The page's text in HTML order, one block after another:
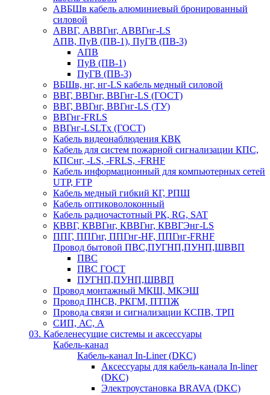
АВБШв кабель алюминиевый бронированный
силовой
АВВГ, АВВГнг, АВВГнг-LS
АПВ, ПуВ (ПВ-1), ПуГВ (ПВ-3)
АПВ
ПуВ (ПВ-1)
ПуГВ (ПВ-3)
ВБШв, нг, нг-LS кабель медный силовой
ВВГ, ВВГнг, ВВГнг-LS (ГОСТ)
ВВГ, ВВГнг, ВВГнг-LS (ТУ)
ВВГнг-FRLS
ВВГнг-LSLTx (ГОСТ)
Кабель видеонаблюдения КВК
Кабель для систем пожарной сигнализации КПС,
КПСнг, -LS, -FRLS, -FRHF
Кабель информационный для компьютерных сетей
UTP, FTP
Кабель медный гибкий КГ, РПШ
Кабель оптиковолоконный
Кабель радиочастотный РК, RG, SAT
КВВГ, КВВГнг, КВВГнг, КВВГЭнг-LS
ППГ, ППГнг, ППГнг-HF, ППГнг-FRHF
Провод бытовой ПВС,ПУГНП,ПУНП,ШВВП
ПВС
ПВС ГОСТ
ПУГНП,ПУНП,ШВВП
Провод монтажный МКШ, МКЭШ
Провод ПНСВ, РКГМ, ПТПЖ
Провода связи и сигнализации КСПВ, ТРП
СИП, АС, А
03. Кабеленесущие системы и аксессуары
Кабель-канал
Кабель-канал In-Liner (DKC)
Аксессуары для кабель-канала In-liner
(DKC)
Электроустановка BRAVA (DKC)